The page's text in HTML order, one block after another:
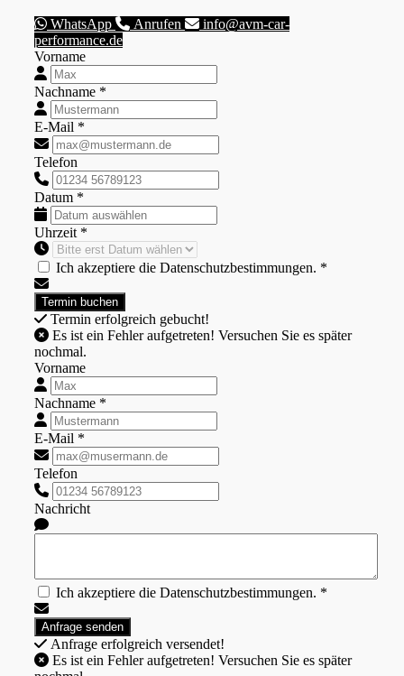
WhatsApp Anrufen
info@avm-car-
performance.de
Vorname
Nachname *
E-Mail *
Telefon
Datum *
Uhrzeit *
Ich akzeptiere die Datenschutzbestimmungen. *
Termin erfolgreich gebucht!
nochmal.
Vorname
Nachname *
E-Mail *
Telefon
Nachricht
Ich akzeptiere die Datenschutzbestimmungen. *
Anfrage erfolgreich versendet!